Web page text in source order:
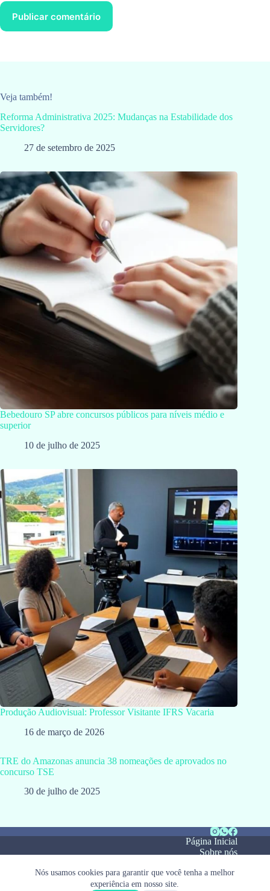
Nós usamos cookies para garantir que você tenha a melhor
experiência em nosso site.
Publicar comentário
Veja também!
Reforma Administrativa 2025: Mudanças na Estabilidade dos
Servidores?
27 de setembro de 2025
Bebedouro SP abre concursos públicos para níveis médio e
superior
10 de julho de 2025
Produção Audiovisual: Professor Visitante IFRS Vacaria
16 de março de 2026
TRE do Amazonas anuncia 38 nomeações de aprovados no
concurso TSE
30 de julho de 2025
Página Inicial
Sobre nós
Webstory
Política de privacidade